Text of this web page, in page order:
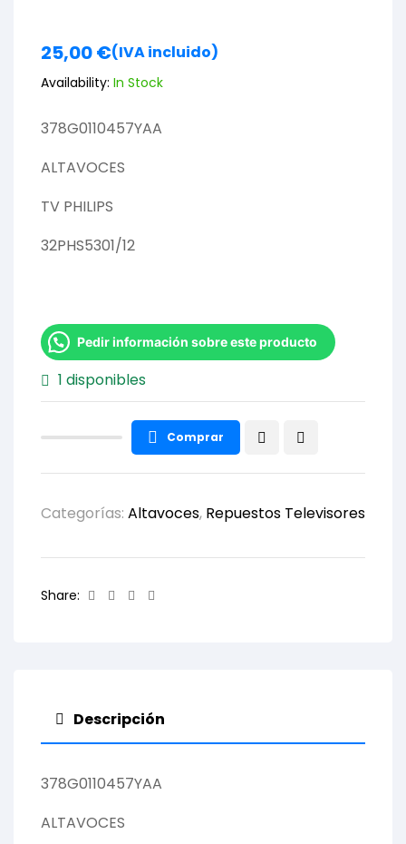
25,00€(IVA incluido)
Availability: In Stock
378G0110457YAA
ALTAVOCES
TV PHILIPS
32PHS5301/12
Pedir información sobre este producto
1 disponibles
Comprar
Categorías: Altavoces, Repuestos Televisores
Share: Facebook
TwitterLinkedin
Descripción
378G0110457YAA
ALTAVOCES